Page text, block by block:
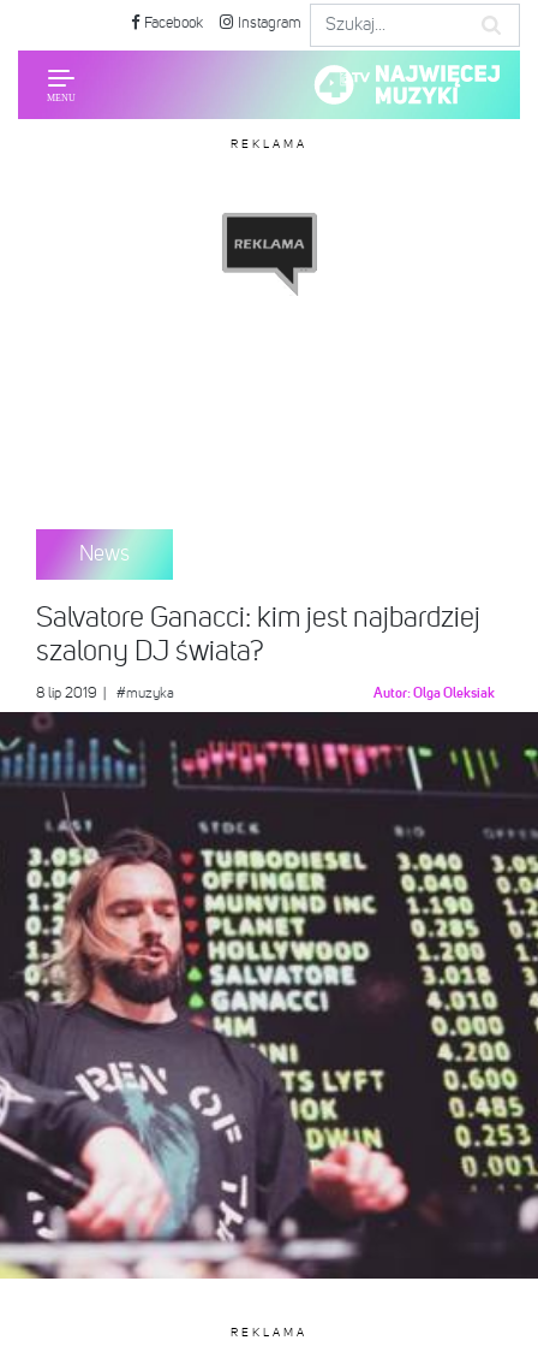
Facebook Instagram
REKLAMA
News
Salvatore Ganacci: kim jest najbardziej
szalony DJ świata?
8 lip 2019 #muzyka Autor:Olga Oleksiak
REKLAMA